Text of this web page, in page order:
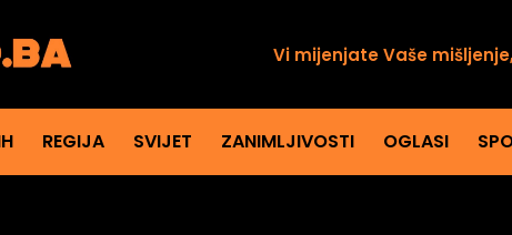
Vi mijenjate Vaše
REGIJA SVIJET ZANIMLJIVOSTI OGLASI